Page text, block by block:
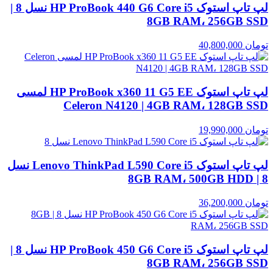
لپ تاپ استوک HP ProBook 440 G6 Core i5 نسل 8 |
8GB RAM، 256GB SSD
تومان
لپ تاپ استوک HP ProBook x360 11 G5 EE لمسی
Celeron N4120 | 4GB RAM، 128GB SSD
تومان
لپ تاپ استوک Lenovo ThinkPad L590 Core i5 نسل
8 | 8GB RAM، 500GB HDD
تومان
لپ تاپ استوک HP ProBook 450 G6 Core i5 نسل 8 |
8GB RAM، 256GB SSD